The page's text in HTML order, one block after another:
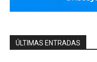
ÚLTIMAS ENTRADAS